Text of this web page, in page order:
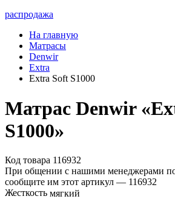
распродажа
На главную
Матрасы
Denwir
Extra
Extra Soft S1000
Матрас Denwir
S1000»
Код товара 116932
При общении с нашими менеджерами
сообщите им этот артикул — 116932
Жесткость мягкий